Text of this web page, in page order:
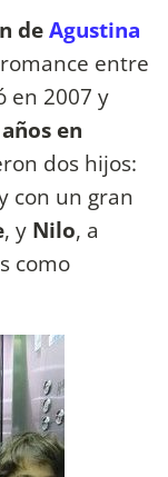
deAgustina
entre
en 2007 y
en
dos hijos:
con un gran
, y Nilo, a
como